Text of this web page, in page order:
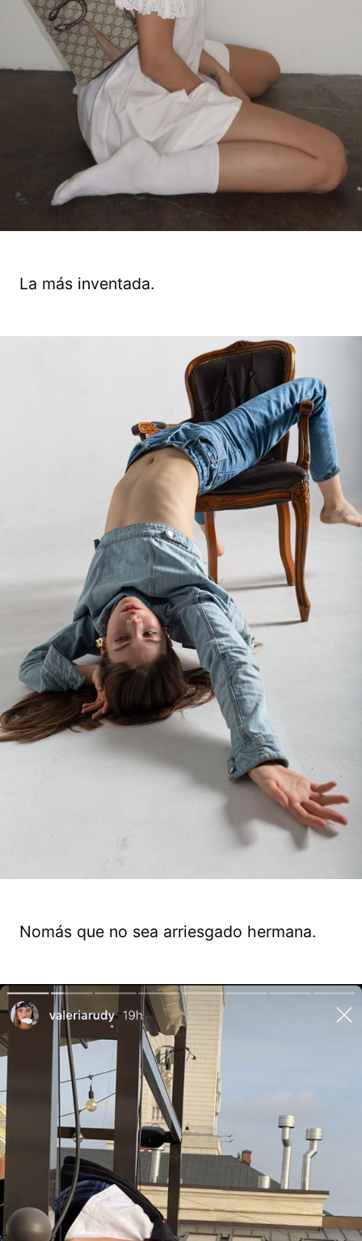
La más inventada.
Nomás que no sea arriesgado hermana.